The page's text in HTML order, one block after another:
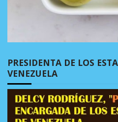
PRESIDENTA DE LOS
VENEZUELA